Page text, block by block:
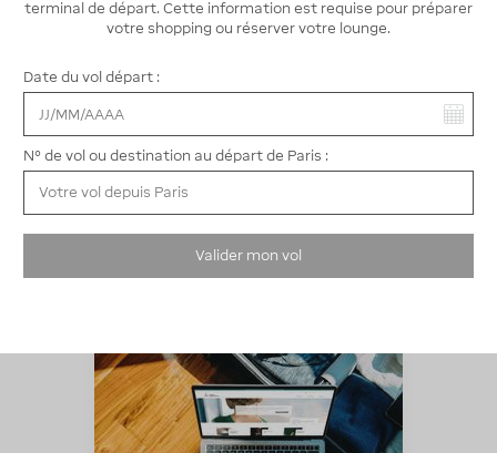
Réserver
Accédez à des réductions exclusives
Économisez jusqu'à 50% en réservant en ligne avant
votre arrivée*
terminal de départ. Cette information est requise pour préparer
votre shopping ou réserver votre lounge.
Date du vol départ :
N° de vol ou destination au départ de Paris :
Valider mon vol